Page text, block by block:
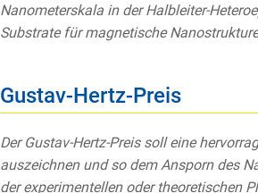
Nanometerskala in der Halbleiter-
Substrate für magnetische
Gustav-Hertz-Preis
Der Gustav-Hertz-Preis soll eine
auszeichnen und so dem Ansporn des
der experimentellen oder theoretischen